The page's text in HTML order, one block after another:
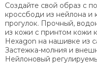
Создайте свой образ с
кроссбоди из нейлона
прогулок. Прочный,
из кожи с принтом кожи
Hexagon на нашивке из
Застежка-молния и
Нейлоновый